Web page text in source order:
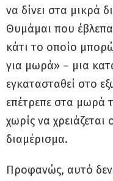
να δίνει στα μικρά
Θυμάμαι που
κάτι το οποίο
για μωρά» – μια
εγκατασταθεί στο
επέτρεπε στα μωρά
χωρίς να
διαμέρισμα.
Προφανώς, αυτό δεν